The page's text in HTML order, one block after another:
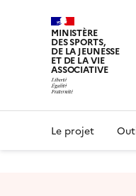
MINISTÈRE
DES SPORTS,
DE LA JEUNESSE
ET DE LA VIE
ASSOCIATIVE
Le projet